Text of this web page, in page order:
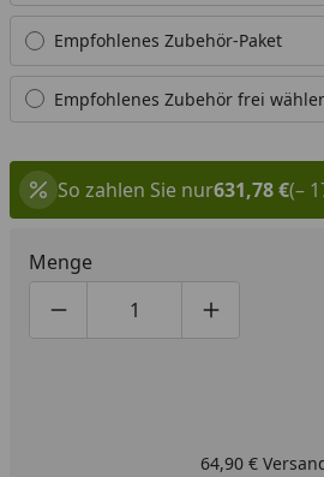
Empfohlenes Zubehör-Paket
Empfohlenes Zubehör frei
So zahlen Sie nur631,78 €(–
Menge
Produktmenge um eins
Produktmenge
64,90 €